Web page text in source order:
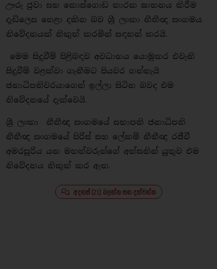
ඌරු ජුවා සහ කොස්ගොඩ තාරක ඝාතනය කිරීම
දැඩිලෙස හෙළා දකින බව ශ්‍රී ලංකා නීතීඥ සංගමය
නිවේදනයක් නිකුත් කරමින් සඳහන් කරයි.
මෙම සිදුවීම් පිළිබඳව අවධානය යොමුකර එවැනි
සිදුවීම් වළක්වා ගැනීමට පියවර ගන්නැයි
ජනාධිපතිවරයාගෙන් ඉල්ලා සිටින බවද එම
නිවේදනයේ දැක්වෙයි.
ශ්‍රී ලංකා නීතීඥ සංගමයේ සභාපති ජනාධිපති
නීතීඥ සංගමයේ පිරිස් සහ ලේකම් නීතීඥ රජීවී
අමරසූරිය යන මහත්වරුන්ගේ අත්සනින් යුතුව එම
නිවේදනය නිකුත් කර ඇත.
අදහස් (21) බලන්න සහ දක්වන්න